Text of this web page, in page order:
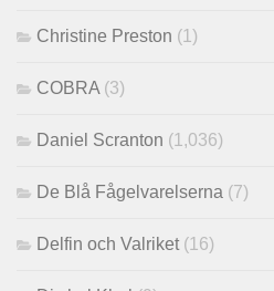
Christine Preston (1)
COBRA (3)
Daniel Scranton (1,036)
De Blå Fågelvarelserna (7)
Delfin och Valriket (16)